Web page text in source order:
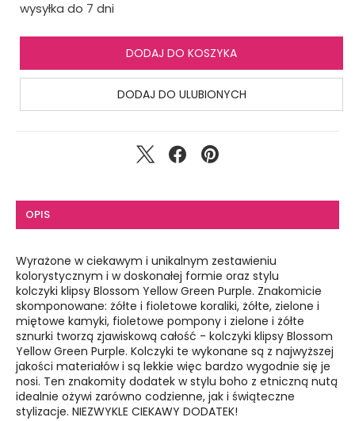
wysyłka do 7 dni
DODAJ DO KOSZYKA
DODAJ DO ULUBIONYCH
OPIS
Wyrażone w ciekawym i unikalnym zestawieniu
kolorystycznym i w doskonałej formie oraz stylu
kolczyki klipsy Blossom Yellow Green Purple. Znakomicie
skomponowane: żółte i fioletowe koraliki, żółte, zielone i
miętowe kamyki, fioletowe pompony i zielone i żółte
sznurki tworzą zjawiskową całość - kolczyki klipsy Blossom
Yellow Green Purple. Kolczyki te wykonane są z najwyższej
jakości materiałów i są lekkie więc bardzo wygodnie się je
nosi. Ten znakomity dodatek w stylu boho z etniczną nutą
idealnie ożywi zarówno codzienne, jak i świąteczne
stylizacje. NIEZWYKLE CIEKAWY DODATEK!